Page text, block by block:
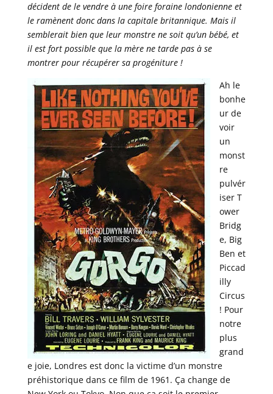
décident de le vendre à une foire foraine londonienne et
le ramènent donc dans la capitale britannique. Mais il
semblerait bien que leur monstre ne soit qu’un bébé, et
il est fort possible que la mère ne tarde pas à se
montrer pour récupérer sa progéniture !
Ah le
bonhe
ur de
voir
un
monst
re
pulvér
iser T
ower
Bridg
e, Big
Ben et
Piccad
illy
Circus
! Pour
notre
plus
grand
e joie, Londres est donc la victime d’un monstre
préhistorique dans ce film de 1961. Ça change de